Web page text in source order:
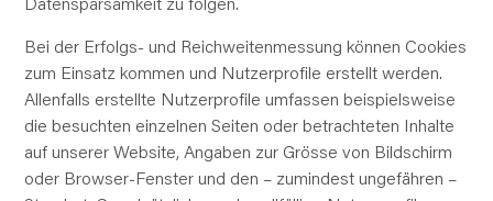
Bei der Erfolgs- und Reichweitenmessung können Cookies
zum Einsatz kommen und Nutzerprofile erstellt werden.
Allenfalls erstellte Nutzerprofile umfassen beispielsweise
die besuchten einzelnen Seiten oder betrachteten Inhalte
auf unserer Website, Angaben zur Grösse von Bildschirm
oder Browser-Fenster und den – zumindest ungefähren –